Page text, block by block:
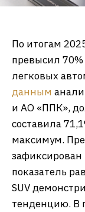
По итогам
превысил
легковых
данным
и АО «ППК»,
составила
максимум.
зафиксирован
показатель
SUV
тенденцию. В